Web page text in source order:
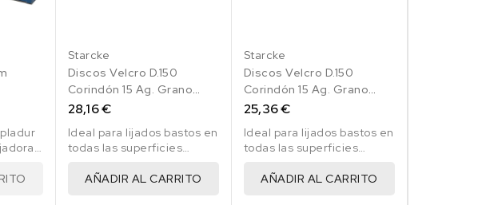
Starcke
Discos Velcro D.150
Corindón 15 Ag. Grano
P40 50 Uds.
28,16 €
Ideal para lijados bastos en
todas las superficies
AÑADIR AL CARRITO
Starcke
Discos Velcro D.150
Corindón 15 Ag. Grano
P60 50 Uds.
25,36 €
Ideal para lijados bastos en
todas las superficies
AÑADIR AL CARRITO